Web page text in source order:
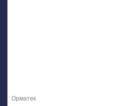
Орматек